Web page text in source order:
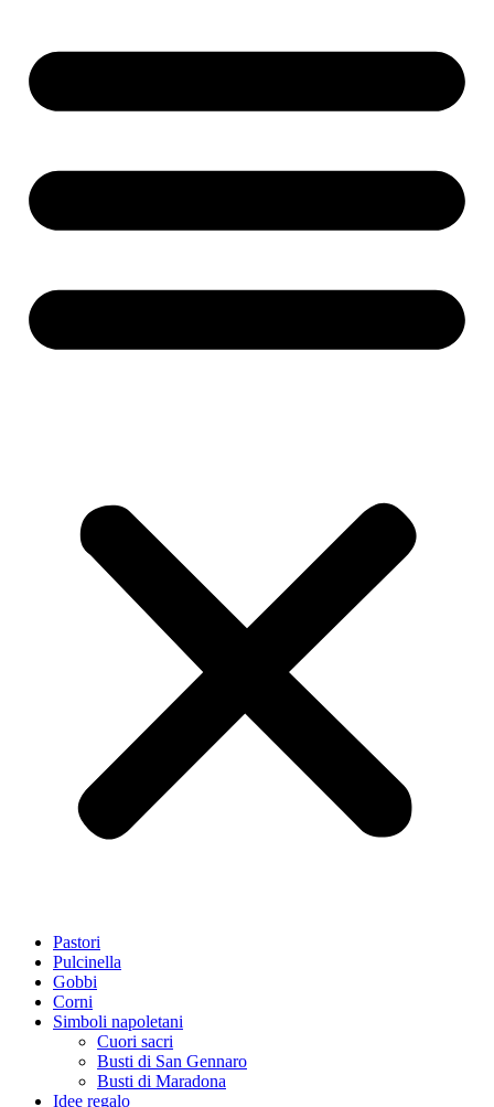
Pastori
Pulcinella
Gobbi
Corni
Simboli napoletani
Cuori sacri
Busti di San Gennaro
Busti di Maradona
Idee regalo